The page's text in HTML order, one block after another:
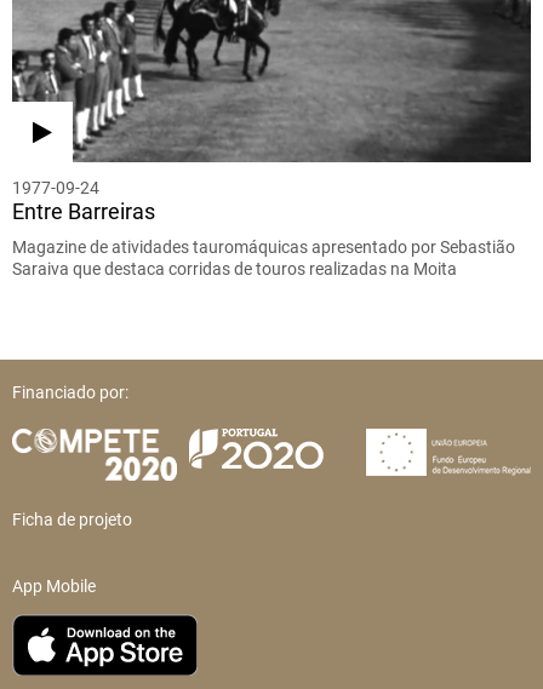
1977-09-24
Entre Barreiras
Magazine de atividades tauromáquicas apresentado por Sebastião
Saraiva que destaca corridas de touros realizadas na Moita
Financiado por:
Ficha de projeto
App Mobile